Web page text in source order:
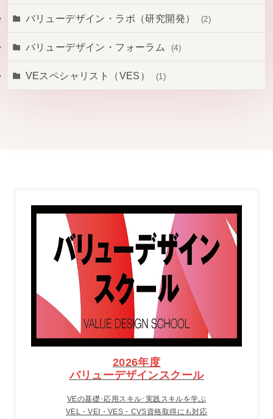
(12)
(16)
バリューデザイン・ラボ（研究開発） (2)
バリューデザイン・フォーラム (4)
VEスペシャリスト（VES） (1)
2026年度
バリューデザインスクール
VEの基礎･応用スキル･実践スキルを学ぶ
VEL・VEI・VES・CVS資格取得にも対応